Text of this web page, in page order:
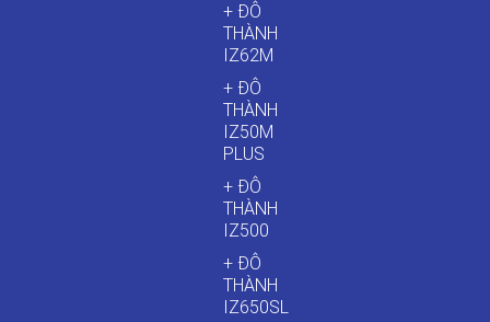
+ ĐÔ
THÀNH
IZ62M
+ ĐÔ
THÀNH
IZ50M
PLUS
+ ĐÔ
THÀNH
IZ500
+ ĐÔ
THÀNH
IZ650SL